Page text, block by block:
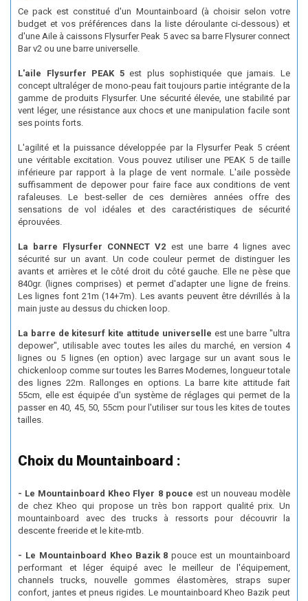
Ce pack est constitué d'un Mountainboard (à choisir selon votre
budget et vos préférences dans la liste déroulante ci-dessous) et
d'une Aile à caissons Flysurfer Peak 5 avec sa barre Flysurer connect
Bar v2 ou une barre universelle.
L'aile Flysurfer PEAK 5est plus sophistiquée que jamais. Le
concept ultraléger de mono-peau fait toujours partie intégrante de la
gamme de produits Flysurfer. Une sécurité élevée, une stabilité par
vent léger, une résistance aux chocs et une manipulation facile sont
ses points forts.
L'agilité et la puissance développée par la Flysurfer Peak 5 créent
une véritable excitation. Vous pouvez utiliser une PEAK 5 de taille
inférieure par rapport à la plage de vent normale. L'aile possède
suffisamment de depower pour faire face aux conditions de vent
rafaleuses. Le best-seller de ces dernières années offre des
sensations de vol idéales et des caractéristiques de sécurité
éprouvées.
La barre Flysurfer CONNECT V2 est une barre 4 lignes avec
sécurité sur un avant. Un code couleur permet de distinguer les
avants et arrières et le côté droit du côté gauche. Elle ne pèse que
840gr. (lignes comprises) et permet d'adapter une ligne de freins.
Les lignes font 21m (14+7m). Les avants peuvent être dévrillés à la
main juste au dessus du chicken loop.
La barre de kitesurf kite attitude universelle est une barre "ultra
depower", utilisable avec toutes les ailes du marché, en version 4
lignes ou 5 lignes (en option) avec largage sur un avant sous le
chickenloop comme sur toutes les Barres Modernes, longueur totale
des lignes 22m. Rallonges en options. La barre kite attitude fait
55cm, elle est équipée d'un système de réglages qui permet de la
passer en 40, 45, 50, 55cm pour l'utiliser sur tous les kites de toutes
tailles.
Choix du Mountainboard :
- Le Mountainboard Kheo Flyer 8 pouce est un nouveau modèle
de chez Kheo qui propose un très bon rapport qualité prix. Un
mountainboard avec des trucks à ressorts pour découvrir la
descente freeride et le kite-mtb.
- Le Mountainboard Kheo Bazik 8 pouce est un mountainboard
performant et léger équipé avec le meilleur de l'équipement,
channels trucks, nouvelle gommes élastomères, straps super
confort, jantes et pneus rigides. Le mountainboard Kheo Bazik peut